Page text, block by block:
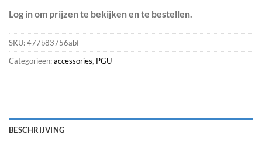
Log in om prijzen te bekijken en te bestellen.
SKU:477b83756abf
Categorieën:accessories, PGU
BESCHRIJVING